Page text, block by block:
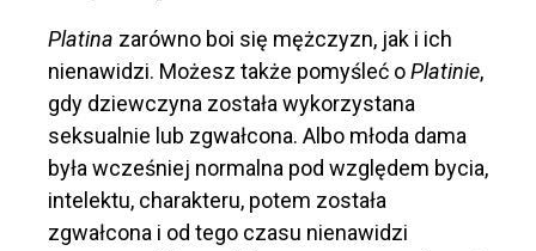
Platina zarówno boi się mężczyzn, jak i ich
nienawidzi. Możesz także pomyśleć oPlatinie,
gdy dziewczyna została wykorzystana
seksualnie lub zgwałcona. Albo młoda dama
była wcześniej normalna pod względem bycia,
intelektu, charakteru, potem została
zgwałcona i od tego czasu nienawidzi